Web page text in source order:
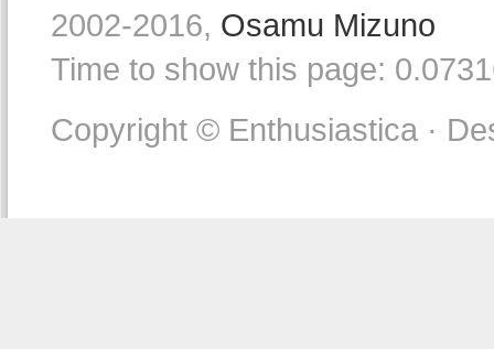
2002-2016, Osamu Mizuno
Time to show this page:
Copyright © Enthusiastica ·